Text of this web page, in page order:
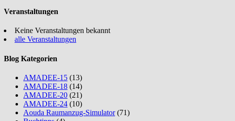
Veranstaltungen
Keine Veranstaltungen bekannt
alle Veranstaltungen
Blog Kategorien
AMADEE-15 (13)
AMADEE-18 (14)
AMADEE-20 (21)
AMADEE-24 (10)
Aouda Raumanzug-Simulator(71)